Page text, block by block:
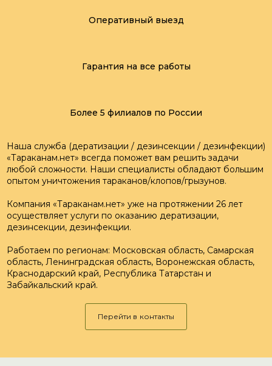
Оперативный выезд
Гарантия на все работы
Более 5 филиалов по России
Наша служба (дератизации / дезинсекции / дезинфекции)
«Тараканам.нет» всегда поможет вам решить задачи
любой сложности. Наши специалисты обладают большим
опытом уничтожения тараканов/клопов/грызунов.
Компания «Тараканам.нет» уже на протяжении 26 лет
осуществляет услуги по оказанию дератизации,
дезинсекции, дезинфекции.
Работаем по регионам: Московская область, Самарская
область, Ленинградская область, Воронежская область,
Краснодарский край, Республика Татарстан и
Забайкальский край.
Перейти в контакты